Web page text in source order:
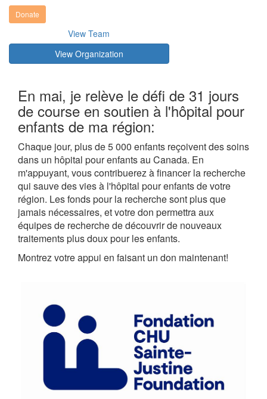
Donate
View Team
View Organization
En mai, je relève le défi de 31 jours
de course en soutien à l'hôpital pour
enfants de ma région:
Chaque jour, plus de 5 000 enfants reçoivent des soins
dans un hôpital pour enfants au Canada. En
m'appuyant, vous contribuerez à financer la recherche
qui sauve des vies à l'hôpital pour enfants de votre
région. Les fonds pour la recherche sont plus que
jamais nécessaires, et votre don permettra aux
équipes de recherche de découvrir de nouveaux
traitements plus doux pour les enfants.
Montrez votre appui en faisant un don maintenant!